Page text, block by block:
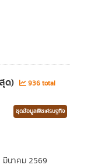
ด)
936 total
ชุดข้อมูลพืชเศรษฐกิจ
นาคม 2569